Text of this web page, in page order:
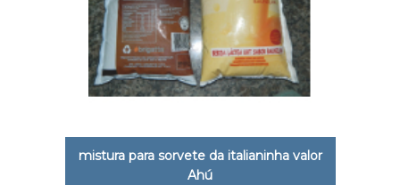
mistura para sorvete da italianinha valor
Ahú